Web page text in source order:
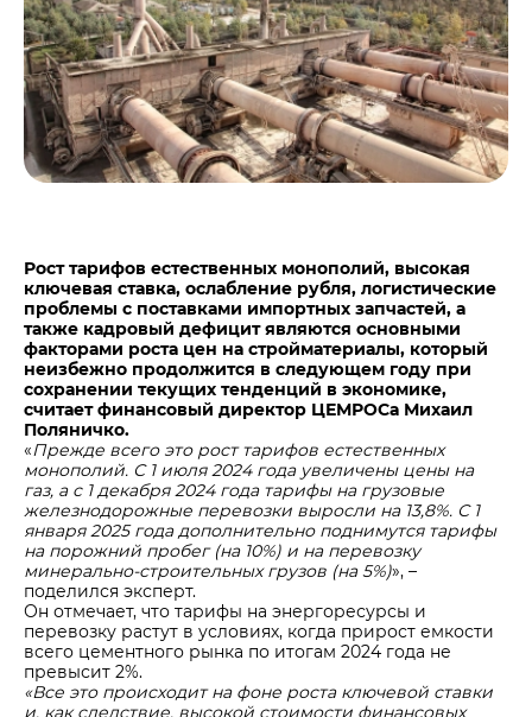
Рост тарифов естественных монополий, высокая
ключевая ставка, ослабление рубля, логистические
проблемы с поставками импортных запчастей, а
также кадровый дефицит являются основными
факторами роста цен на стройматериалы, который
неизбежно продолжится в следующем году при
сохранении текущих тенденций в экономике,
считает финансовый директор ЦЕМРОСа Михаил
Поляничко.
«Прежде всего это рост тарифов естественных
монополий. С 1 июля 2024 года увеличены цены на
газ, а с 1 декабря 2024 года тарифы на грузовые
железнодорожные перевозки выросли на 13,8%. С 1
января 2025 года дополнительно поднимутся тарифы
на порожний пробег (на 10%) и на перевозку
минерально-строительных грузов (на 5%)», –
поделился эксперт.
Он отмечает, что тарифы на энергоресурсы и
перевозку растут в условиях, когда прирост емкости
всего цементного рынка по итогам 2024 года не
превысит 2%.
«Все это происходит на фоне роста ключевой ставки
и, как следствие, высокой стоимости финансовых
Центры дистрибуции
Реализация ТМЦ и непрофильных активов
Политика в области закупок
В помощь поставщику
Не только цемент
Люди ЦЕМРОСа
Технологии и тренды
Издание для клиентов
Аналитика цементной отрасли
Контакты
Контакты
Контакты для СМИ
Служба доверия